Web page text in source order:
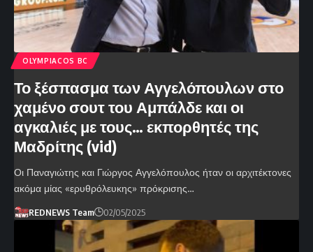
OLYMPIACOS BC
Το ξέσπασμα των Αγγελόπουλων στο
χαμένο σουτ του Αμπάλδε και οι
αγκαλιές με τους… εκπορθητές της
Μαδρίτης (vid)
Οι Παναγιώτης και Γιώργος Αγγελόπουλος ήταν οι αρχιτέκτονες
ακόμα μίας «ερυθρόλευκης» πρόκρισης…
REDNEWS Team 02/05/2025